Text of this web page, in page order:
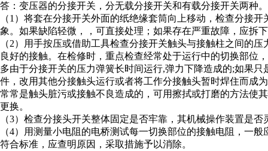
答：变压器的分接开关，分无载分接开关和有载分接开关两种
（1）将套在分接开关外面的纸绝缘套筒向上移动，检查分接
象。如果缺陷轻微，，可直接处理；如果存在严重故障，应拆
（2）用手按压或借助工具检查分接开关触头与接触柱之间的
良好的接触。在检修时，重点检查经常处于运行中的切换部位
多由于分接开关的压力弹簧长时间运行,弹力下降造成的;如果
件，改用其他分接触头运行或者将工作分接触头暂时焊住而成
常常是触头脏污或接触不良造成的，可用擦拭或打磨的方法使
更换。
（3）检查分接头开关整体固定是否牢靠，其机械操作装置是
（4）用测量小电阻的电桥测试每一切换部位的接触电阻，一
符合标准，应查明原因，采取措施予以消除。